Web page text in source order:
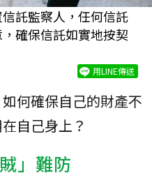
託監察人，任何信託
確保信託如實地按契
用LINE傳送
何確保自己的財產不
自己身上？
」難防